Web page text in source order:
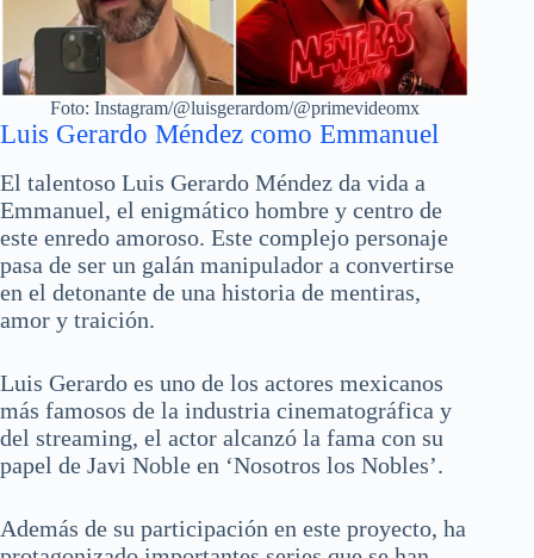
Foto: Instagram/@luisgerardom/@primevideomx
Luis Gerardo Méndez como Emmanuel
El talentoso Luis Gerardo Méndez da vida a
Emmanuel, el enigmático hombre y centro de
este enredo amoroso. Este complejo personaje
pasa de ser un galán manipulador a convertirse
en el detonante de una historia de mentiras,
amor y traición.
Luis Gerardo es uno de los actores mexicanos
más famosos de la industria cinematográfica y
del streaming, el actor alcanzó la fama con su
papel de Javi Noble en ‘Nosotros los Nobles’.
Además de su participación en este proyecto, ha